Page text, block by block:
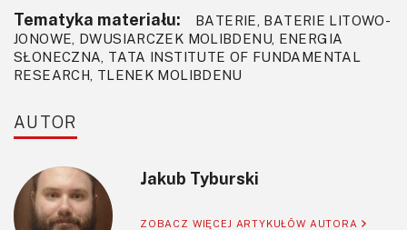
Tematyka materiału:
BATERIE, BATERIE LITOWO-
JONOWE, DWUSIARCZEK MOLIBDENU, ENERGIA
SŁONECZNA, TATA INSTITUTE OF FUNDAMENTAL
RESEARCH, TLENEK MOLIBDENU
AUTOR
Jakub Tyburski
ZOBACZ WIĘCEJ ARTYKUŁÓW AUTORA